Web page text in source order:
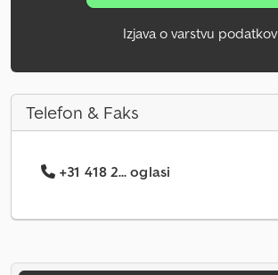
Izjava o varstvu podatkov
Telefon & Faks
+31 418 2... oglasi